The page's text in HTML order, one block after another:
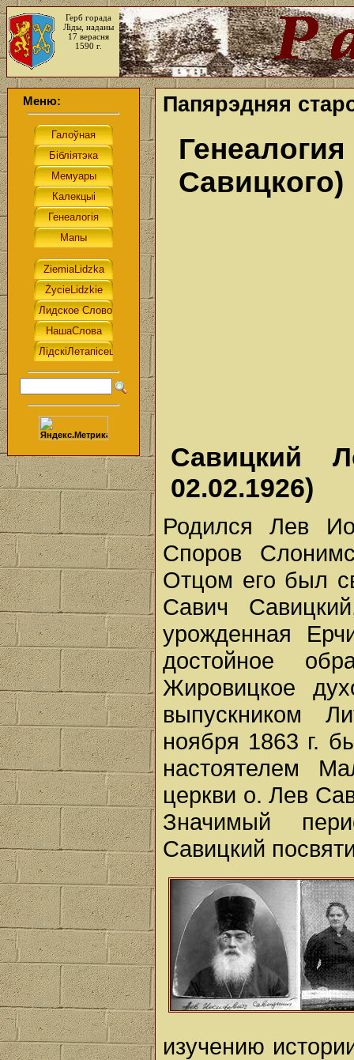
Герб горада
Ліды, наданы
17 верасня
1590 г.
Меню: Папярэдняя
Савицкого)
Савицкий
02.02.1926)
Родился Лев
Споров
Отцом его был
Савич
урожденная
достойное
Жировицкое
выпускником
ноября 1863 г.
настоятелем
церкви о. Лев
Значимый
Савицкий
изучению